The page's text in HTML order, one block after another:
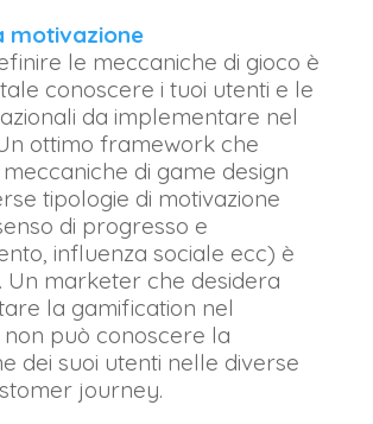
motivazione
le meccaniche di gioco è
conoscere i tuoi utenti e le
da implementare nel
ottimo framework che
di game design
tipologie di motivazione
di progresso e
influenza sociale ecc) è
Un marketer che desidera
la gamification nel
può conoscere la
dei suoi utenti nelle diverse
journey.